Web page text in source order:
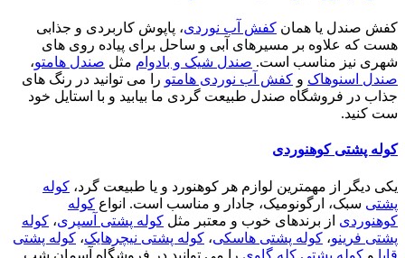
کفش صندل یا همان کفش آب نوردی، پاپوش کاربردی و جذابی
هست که علاوه بر مسیرهای آبی و ساحل برای پیاده روی های
شهری نیز مناسب است. صندل شیک و بادوام مثل صندل هامتو،
صندل اسنوهاک و کفش آب نوردی هامتو را می توانید در رنگ های
جذاب در فروشگاه صندل طبیعت گردی ما بیابید و با استایل خود
ست کنید.
کوله پشتی کوهنوردی
یکی دیگر از مهمترین لوازم هر کوهنورد و یا طبیعت گرد، کوله
پشتی سبک، ارگونومیک، جادار و مناسب است. انواع کوله
کوهنوردی از برندهای خوب و معتبر مثل کوله پشتی آسپری، کوله
پشتی فرینو، کوله پشتی هاسکی، کوله پشتی نیچرهایک، کوله پشتی
قایا
و کوله پشتی کله گاوی را می توانید در فروشگاه آسمان شب